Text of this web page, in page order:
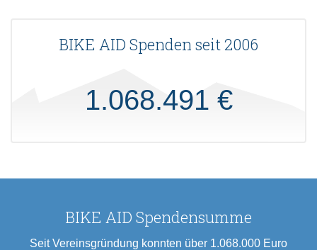
BIKE AID Spenden seit 2006
1.068.491 €
BIKE AID Spendensumme
Seit Vereinsgründung konnten über 1.068.000 Euro